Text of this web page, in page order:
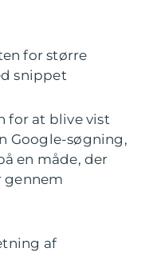
for større
snippet
for at blive vist
Google-søgning,
en måde, der
af